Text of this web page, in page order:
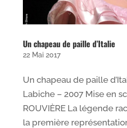
Un chapeau de paille d’Italie
22 Mai 2017
Un chapeau de paille
Labiche – 2007 Mise en
ROUVIÈRE La légende
la première